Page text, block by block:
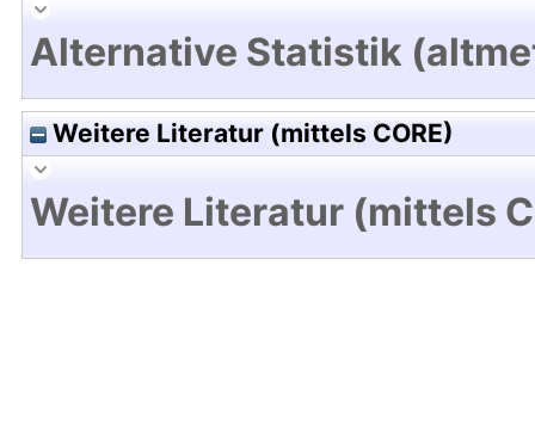
Alternative Statistik
Weitere Literatur (mittels CORE)
Weitere Literatur (mittels